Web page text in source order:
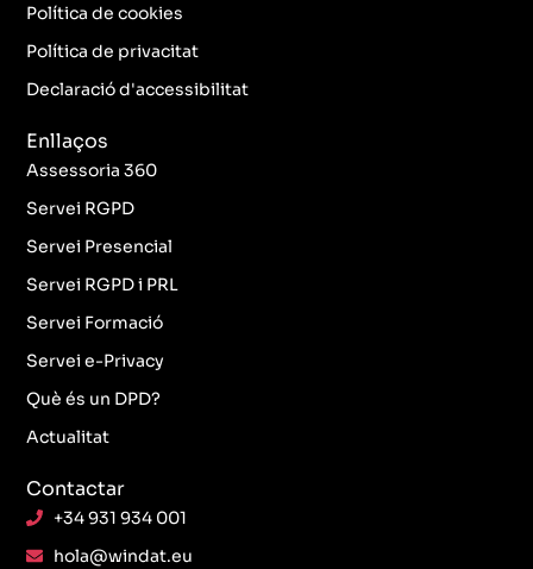
o
k
-
f
r
m
r i
n
Enllaços
Assessoria 360
Servei RGPD
Servei Presencial
Servei RGPD i PRL
Servei Formació
Servei e-Privacy
Què és un DPD?
Actualitat
Política de cookies
Política de privacitat
Declaració d'accessibilitat
Contactar
+34 931 934 001
hola@windat.eu